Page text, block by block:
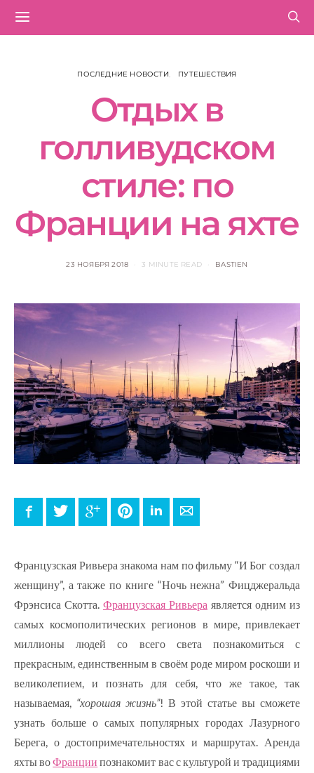
ПОСЛЕДНИЕ НОВОСТИ ПУТЕШЕСТВИЯ
Отдых в
голливудском
стиле: по
Франции на яхте
23 НОЯБРЯ 2018 3 MINUTE READ BASTIEN
FacebookTwitter Google+ PinterestLinkedInE-mail
Французская Ривьера знакома нам по фильму “И Бог создал
женщину”, а также по книге “Ночь нежна” Фицджеральда
Фрэнсиса Скотта. Французская Ривьера является одним из
самых космополитических регионов в мире, привлекает
миллионы людей со всего света познакомиться с
прекрасным, единственным в своём роде миром роскоши и
великолепием, и познать для себя, что же такое, так
называемая, “хорошая жизнь”! В этой статье вы сможете
узнать больше о самых популярных городах Лазурного
Берега, о достопримечательностях и маршрутах. Аренда
яхты воФранции познакомит вас с культурой и традициями